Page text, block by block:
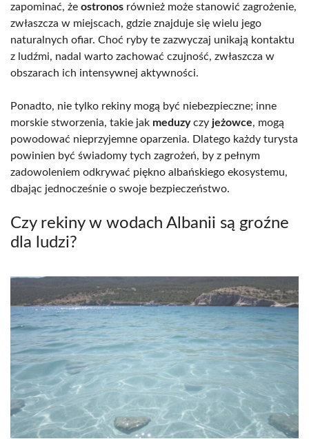
zapominać, że ostronos również może stanowić zagrożenie,
zwłaszcza w miejscach, gdzie znajduje się wielu jego
naturalnych ofiar. Choć ryby te zazwyczaj unikają kontaktu
z ludźmi, nadal warto zachować czujność, zwłaszcza w
obszarach ich intensywnej aktywności.
Ponadto, nie tylko rekiny mogą być niebezpieczne; inne
morskie stworzenia, takie jak meduzyczy jeżowce, mogą
powodować nieprzyjemne oparzenia. Dlatego każdy turysta
powinien być świadomy tych zagrożeń, by z pełnym
zadowoleniem odkrywać piękno albańskiego ekosystemu,
dbając jednocześnie o swoje bezpieczeństwo.
Czy rekiny w wodach Albanii są groźne
dla ludzi?